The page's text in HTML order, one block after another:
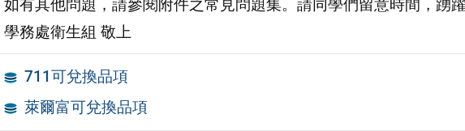
如有其他問題，請參閱附件之常見問題集。請同學們留意時間，踴
學務處衛生組 敬上
711可兌換品項
萊爾富可兌換品項